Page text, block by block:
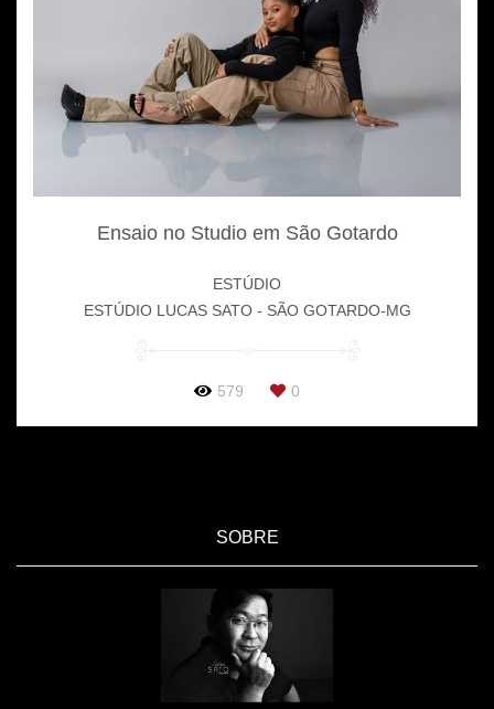
Ensaio no Studio em São Gotardo
ESTÚDIO
ESTÚDIO LUCAS SATO - SÃO GOTARDO-MG
579 0
SOBRE